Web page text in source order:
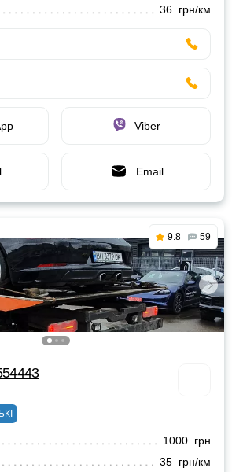
36 грн/км
Viber
Email
9.8 59
1000 грн
35 грн/км